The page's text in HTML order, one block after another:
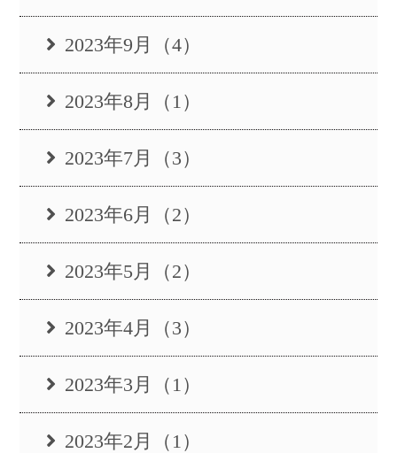
2023年9月（4）
2023年8月（1）
2023年7月（3）
2023年6月（2）
2023年5月（2）
2023年4月（3）
2023年3月（1）
2023年2月（1）